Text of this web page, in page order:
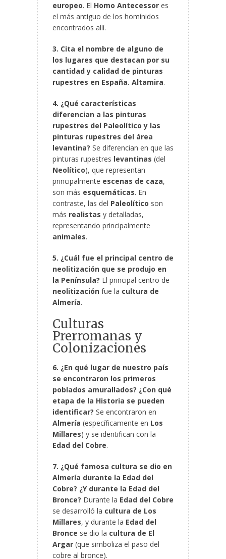
europeo. El Homo Antecessor es
el más antiguo de los homínidos
encontrados allí.
3. Cita el nombre de alguno de
los lugares que destacan por su
cantidad y calidad de pinturas
rupestres en España. Altamira.
4. ¿Qué características
diferencian a las pinturas
rupestres del Paleolítico y las
pinturas rupestres del área
levantina? Se diferencian en que las
pinturas rupestres levantinas (del
Neolítico), que representan
principalmente escenas de caza,
son más esquemáticas. En
contraste, las del Paleolítico son
más realistas y detalladas,
representando principalmente
animales.
5. ¿Cuál fue el principal centro de
neolitización que se produjo en
la Península? El principal centro de
neolitización fue la cultura de
Almería.
Culturas
Prerromanas y
Colonizaciones
6. ¿En qué lugar de nuestro país
se encontraron los primeros
poblados amurallados? ¿Con qué
etapa de la Historia se pueden
identificar? Se encontraron en
Almería (específicamente en Los
Millares) y se identifican con la
Edad del Cobre.
7. ¿Qué famosa cultura se dio en
Almería durante la Edad del
Cobre? ¿Y durante la Edad del
Bronce? Durante la Edad del Cobre
se desarrolló la cultura de Los
Millares, y durante la Edad del
Bronce se dio la cultura de El
Argar (que simboliza el paso del
cobre al bronce).